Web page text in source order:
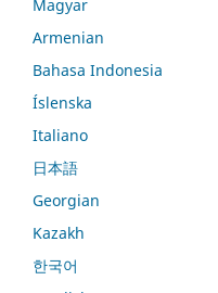
Magyar
Armenian
Bahasa Indonesia
Íslenska
Italiano
日本語
Georgian
Kazakh
한국어